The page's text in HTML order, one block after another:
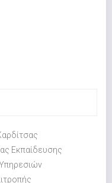
Εκπαίδευσης